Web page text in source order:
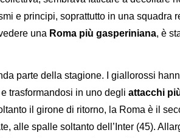
e principi, soprattutto in una squadra
una Roma più gasperiniana, è
parte della stagione. I giallorossi
trasformandosi in uno degli attacchi
il girone di ritorno, la Roma è il
alle spalle soltanto dell’Inter (45).